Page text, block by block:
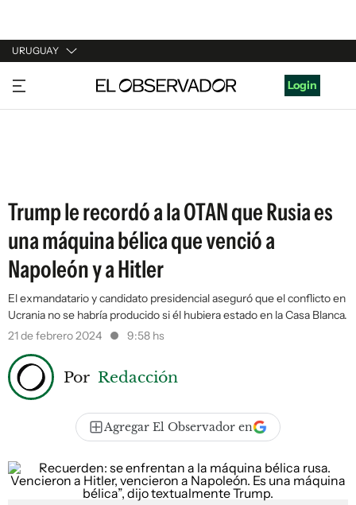
URUGUAY
URUGUAY
ARGENTINA
Login
Trump le recordó a la OTAN que Rusia es
una máquina bélica que venció a
Napoleón y a Hitler
El exmandatario y candidato presidencial aseguró que el conflicto en
Ucrania no se habría producido si él hubiera estado en la Casa Blanca.
21 de febrero 2024
9:58 hs
Por Redacción
Agregar El Observador en